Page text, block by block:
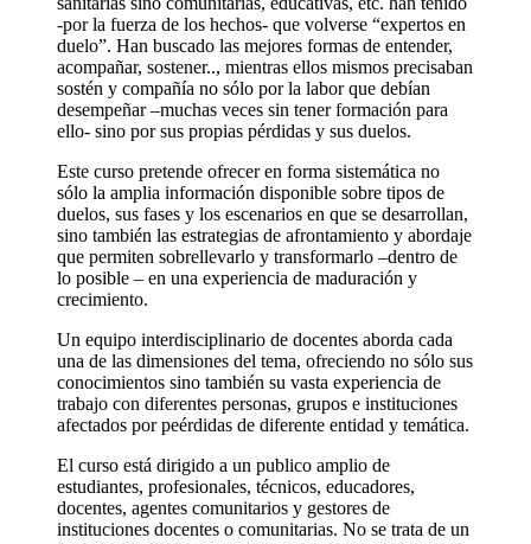
-por la fuerza de los hechos- que volverse “expertos en
duelo”. Han buscado las mejores formas de entender,
acompañar, sostener.., mientras ellos mismos precisaban
sostén y compañía no sólo por la labor que debían
desempeñar –muchas veces sin tener formación para
ello- sino por sus propias pérdidas y sus duelos.
Este curso pretende ofrecer en forma sistemática no
sólo la amplia información disponible sobre tipos de
duelos, sus fases y los escenarios en que se desarrollan,
sino también las estrategias de afrontamiento y abordaje
que permiten sobrellevarlo y transformarlo –dentro de
lo posible – en una experiencia de maduración y
crecimiento.
Un equipo interdisciplinario de docentes aborda cada
una de las dimensiones del tema, ofreciendo no sólo sus
conocimientos sino también su vasta experiencia de
trabajo con diferentes personas, grupos e instituciones
afectados por peérdidas de diferente entidad y temática.
El curso está dirigido a un publico amplio de
estudiantes, profesionales, técnicos, educadores,
docentes, agentes comunitarios y gestores de
instituciones docentes o comunitarias. No se trata de un